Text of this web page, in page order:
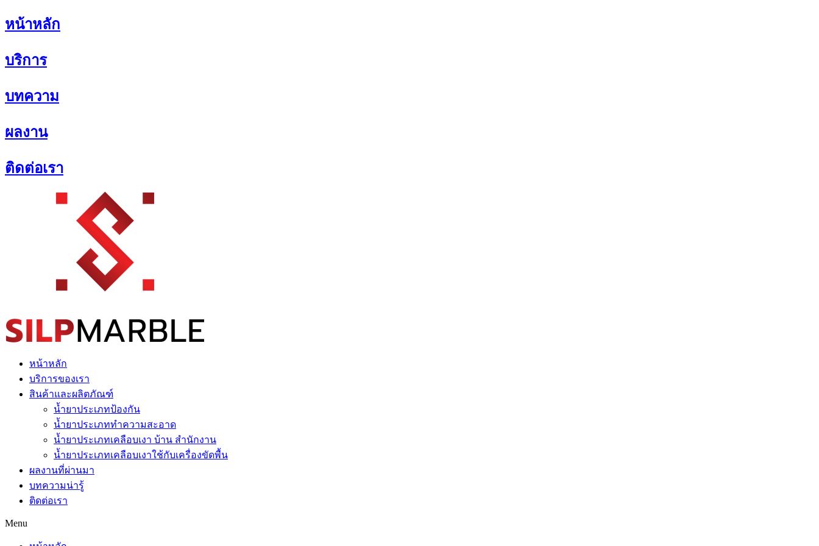
Skip
to
หน้าหลัก
บริการ
บทความ
ผลงาน
ติดต่อเรา
หน้าหลัก
บริการของเรา
สินค้าและผลิตภัณฑ์
น้ำยาประเภทป้องกัน
น้ำยาประเภททำความสะอาด
น้ำยาประเภทเคลือบเงา บ้าน สำนักงาน
น้ำยาประเภทเคลือบเงาใช้กับเครื่องขัดพื้น
ผลงานที่ผ่านมา
บทความน่ารู้
ติดต่อเรา
Menu